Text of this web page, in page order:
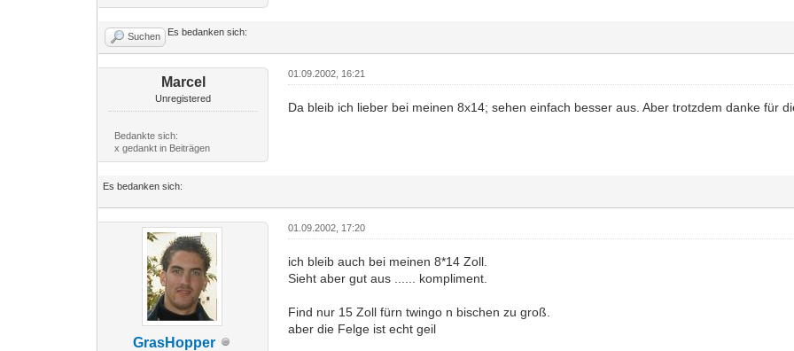
Suchen Es bedanken sich:
Marcel
Unregistered
Bedankte sich:
x gedankt in Beiträgen
01.09.2002, 16:21
Da bleib ich lieber bei meinen 8x14; sehen einfach besser aus. Aber trotzdem danke für
Es bedanken sich:
GrasHopper
01.09.2002, 17:20
ich bleib auch bei meinen 8*14 Zoll.
Sieht aber gut aus ...... kompliment.
Find nur 15 Zoll fürn twingo n bischen zu groß.
aber die Felge ist echt geil